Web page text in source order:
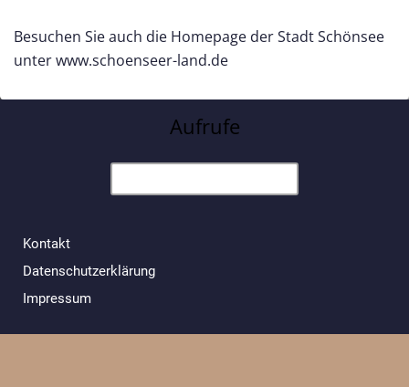
Besuchen Sie auch die Homepage der Stadt Schönsee
unter www.schoenseer-land.de
Aufrufe
Kontakt
Datenschutzerklärung
Impressum